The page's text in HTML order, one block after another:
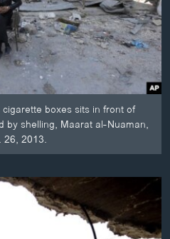
boxes sits in front of
by shelling, Maarat al-Nuaman,
26, 2013.